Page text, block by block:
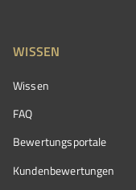
WISSEN
Wissen
FAQ
Bewertungsportale
Kundenbewertungen